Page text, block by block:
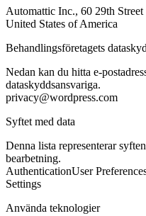
Automattic Inc., 60 29th
United States of America
Behandlingsföretagets
Nedan kan du hitta e-
dataskyddsansvariga.
privacy@wordpress.com
Syftet med data
Denna lista representerar
bearbetning.
AuthenticationUser
Settings
Använda teknologier